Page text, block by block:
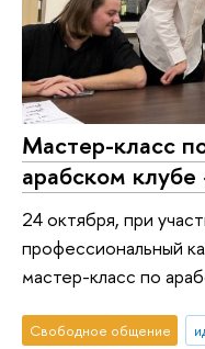
Мастер-класс
арабском
24 октября, при
профессиональный
мастер-класс по
Свободное общение